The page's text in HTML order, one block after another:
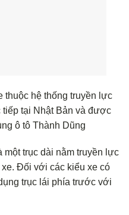
thuộc hệ thống truyền lực
tại Nhật Bản và được
ô tô Thành Dũng
một trục dài nằm truyền lực
Đối với các kiểu xe có
trục lái phía trước với